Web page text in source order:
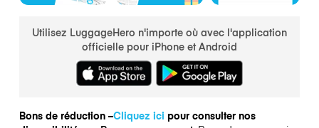
Utilisez LuggageHero n'importe où avec l'application
officielle pour iPhone et Android
Bons de réduction –Cliquez ici pour consulter nos